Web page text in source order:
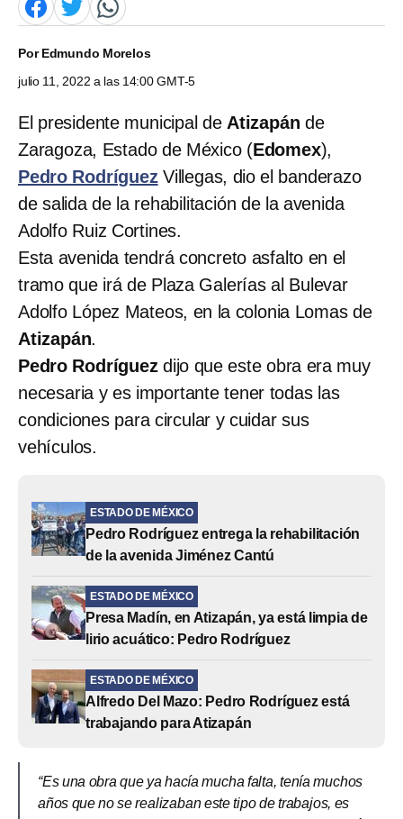
PorEdmundo Morelos
julio 11, 2022 a las 14:00 GMT-5
El presidente municipal de Atizapán de
Zaragoza, Estado de México (Edomex),
Pedro Rodríguez Villegas, dio el banderazo
de salida de la rehabilitación de la avenida
Adolfo Ruiz Cortines.
Esta avenida tendrá concreto asfalto en el
tramo que irá de Plaza Galerías al Bulevar
Adolfo López Mateos, en la colonia Lomas de
Atizapán.
Pedro Rodríguez dijo que este obra era muy
necesaria y es importante tener todas las
condiciones para circular y cuidar sus
vehículos.
ESTADO DE MÉXICO
Pedro Rodríguez entrega la rehabilitación
de la avenida Jiménez Cantú
ESTADO DE MÉXICO
Presa Madín, en Atizapán, ya está limpia de
lirio acuático: Pedro Rodríguez
ESTADO DE MÉXICO
Alfredo Del Mazo: Pedro Rodríguez está
trabajando para Atizapán
“Es una obra que ya hacía mucha falta, tenía muchos
años que no se realizaban este tipo de trabajos, es